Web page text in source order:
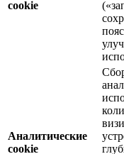
cookie
Аналитические
cookie